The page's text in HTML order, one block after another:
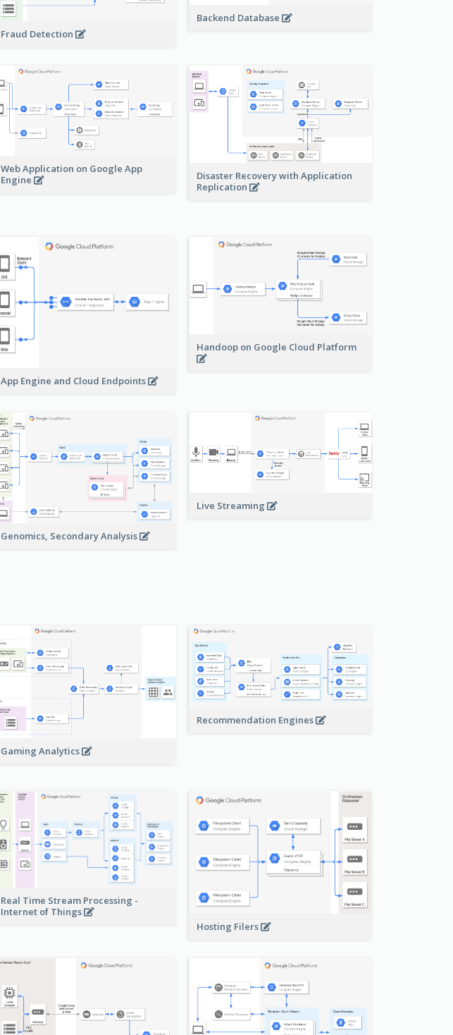
Fraud Detection
Backend Database
Web Application on Google App
Engine
Disaster Recovery with Application
Replication
App Engine and Cloud Endpoints
Handoop on Google Cloud Platform
Genomics, Secondary Analysis
Live Streaming
Gaming Analytics
Recommendation Engines
Real Time Stream Processing -
Internet of Things
Hosting Filers